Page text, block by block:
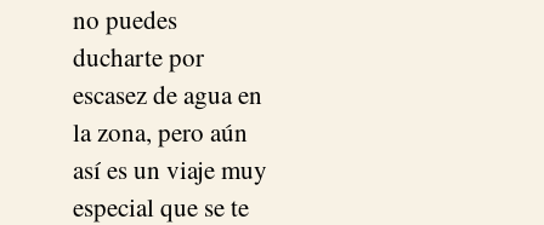
no puedes
ducharte por
escasez de agua en
la zona, pero aún
así es un viaje muy
especial que se te